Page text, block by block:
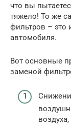
что вы
тяжело! То же
фильтров – это
автомобиля.
Вот основные
заменой